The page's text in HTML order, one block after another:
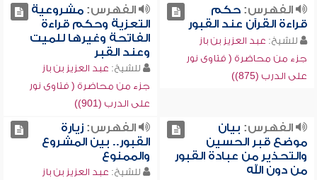
الفهرس:حكم
قراءة القرآن عند القبور
للشيخ: عبد العزيز بن باز
جزء من محاضرة ( فتاوى نور
على الدرب (875))
الفهرس:مشروعية
التعزية وحكم قراءة
الفاتحة وغيرها للميت
وعند القبر
للشيخ: عبد العزيز بن باز
جزء من محاضرة ( فتاوى نور
على الدرب (901))
الفهرس: بيان
موضع قبر الحسين
والتحذير من عبادة القبور
من دون الله
الفهرس:زيارة
القبور.. بين المشروع
والممنوع
للشيخ: عبد العزيز بن باز